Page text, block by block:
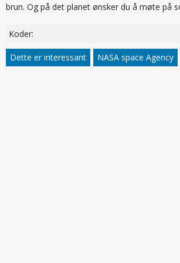
brun. Og på det planet ønsker du å møte på
Koder:
Dette er interessant NASA space Agency